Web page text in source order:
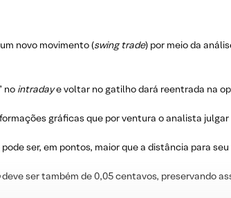
novo movimento (swing trade) por meio da
no intradaye voltar no gatilho dará reentrada na
gráficas que por ventura o analista
ser, em pontos, maior que a distância para seu
deve ser também de 0,05 centavos, preservando